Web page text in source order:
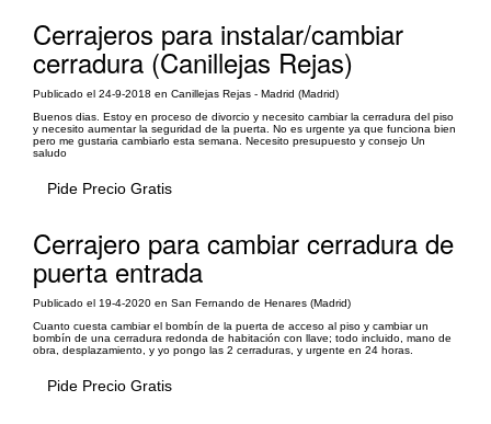
Cerrajeros para instalar/cambiar
cerradura (Canillejas Rejas)
Publicado el 24-9-2018 en Canillejas Rejas - Madrid (Madrid)
Buenos dias. Estoy en proceso de divorcio y necesito cambiar la cerradura del piso
y necesito aumentar la seguridad de la puerta. No es urgente ya que funciona bien
pero me gustaria cambiarlo esta semana. Necesito presupuesto y consejo Un
saludo
Pide Precio Gratis
Cerrajero para cambiar cerradura de
puerta entrada
Publicado el 19-4-2020 en San Fernando de Henares (Madrid)
Cuanto cuesta cambiar el bombín de la puerta de acceso al piso y cambiar un
bombín de una cerradura redonda de habitación con llave; todo incluido, mano de
obra, desplazamiento, y yo pongo las 2 cerraduras, y urgente en 24 horas.
Pide Precio Gratis